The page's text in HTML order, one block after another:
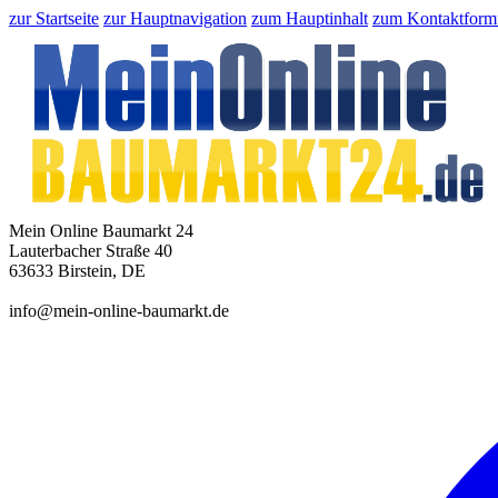
zur Startseite zur Hauptnavigation zum Hauptinhalt zum
Mein Online Baumarkt 24
Lauterbacher Straße 40
63633 Birstein, DE
info@mein-online-baumarkt.de